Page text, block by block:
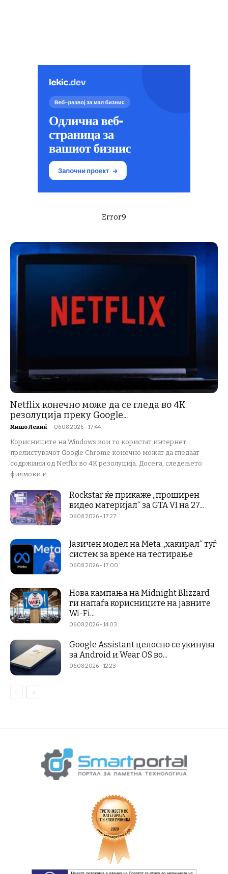
Error9
Netflix конечно може да се гледа во 4K
резолуција преку Google...
Мишо Лекиќ - 06.08.2026 - 17:44
Корисниците на Windows кои го користат интернет
прелистувачот Google Chrome конечно можат да гледаат
содржини од Netflix во 4K резолуција. Досега, следењето
филмови и...
Rockstar ќе прикаже „проширен
видео материјал“ за GTA VI на 27...
06.08.2026 - 17:27
Јазичен модел на Meta „хакирал“ туѓ
систем за време на тестирање
06.08.2026 - 17:00
Нова кампања на Midnight Blizzard
ги напаѓа корисниците на јавните
Wi-Fi...
06.08.2026 - 14:03
Google Assistant целосно се укинува
за Android и Wear OS во...
06.08.2026 - 12:23